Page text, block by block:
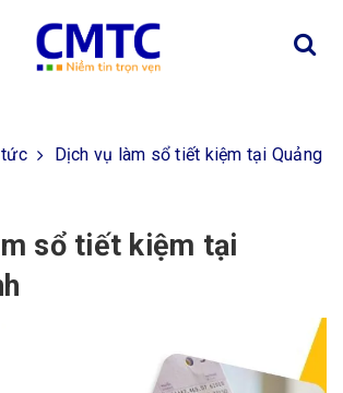
Dịch vụ làm sổ tiết kiệm tại Quảng
sổ tiết kiệm tại